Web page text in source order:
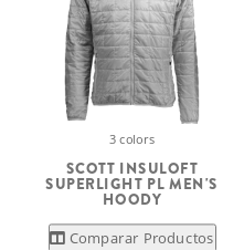
3 colors
SCOTT INSULOFT
SUPERLIGHT PL MEN'S
HOODY
Comparar Productos